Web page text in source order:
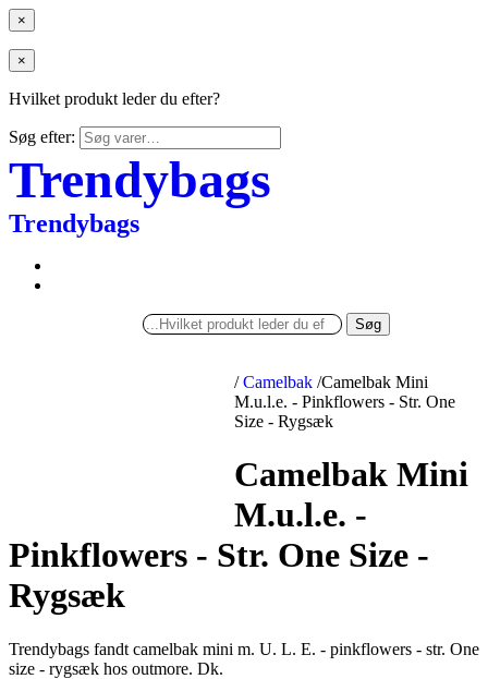
×
×
Hvilket produkt leder du efter?
Søg efter:
Trendybags
Trendybags
Søg
/ Camelbak /Camelbak Mini
M.u.l.e. - Pinkflowers - Str. One
Size - Rygsæk
Camelbak Mini
M.u.l.e. -
Pinkflowers - Str. One Size -
Rygsæk
Trendybags fandt camelbak mini m. U. L. E. - pinkflowers - str. One
size - rygsæk hos outmore. Dk.